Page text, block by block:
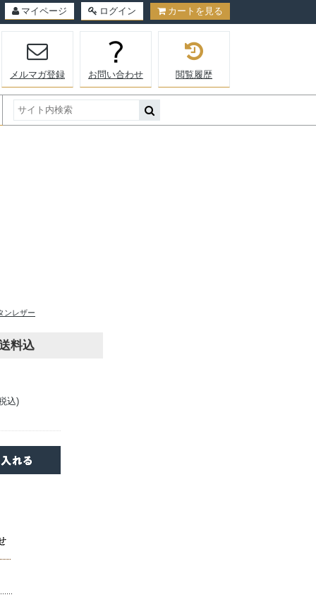
マイページ ログイン カートを見る
メルマガ登録 お問い合わせ 閲覧履歴
ンレザー
料込
込)